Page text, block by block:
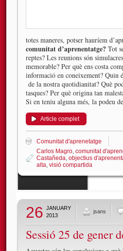
totes maneres, potser hauríem
comunitat d’aprenentatge? Tot
reptes? Les reunions són
memorable? Per què ens costa
informació en coneixement? Quin
de la nostra quotidianitat? Què
tasques? Per què origina tan
Si en teniu alguna més, la podeu
Article complet
Comunitat d'aprenetatge
Carlos Magro comunitat
Castañeda objectius
alta visió compartida
26 JANUARY
2013
jsans
Sessió 25 de gener